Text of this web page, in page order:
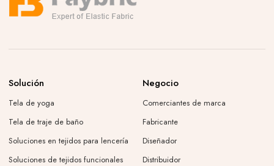
Solución
Tela de yoga
Tela de traje de baño
Soluciones en tejidos para lencería
Soluciones de tejidos funcionales
Negocio
Comerciantes de marca
Fabricante
Diseñador
Distribuidor